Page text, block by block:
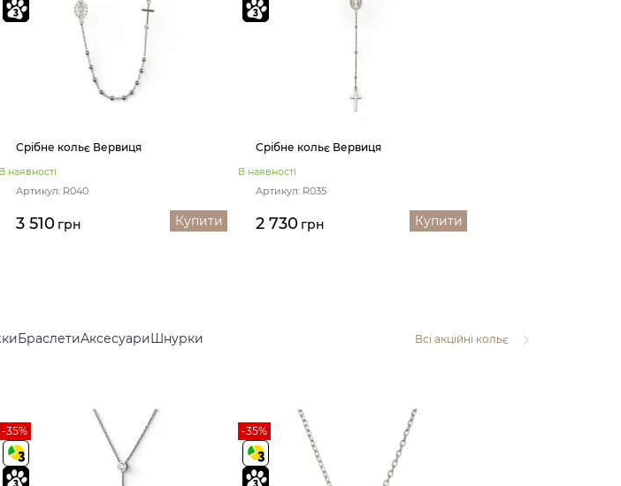
Срібне кольє Вервиця
В наявності
Артикул: R040
3 510 грн Купити
Срібне кольє Вервиця
В наявності
Артикул: R035
2 730 грн Купити
БраслетиАксесуариШнурки Всі акційні кольє
-35% -35%